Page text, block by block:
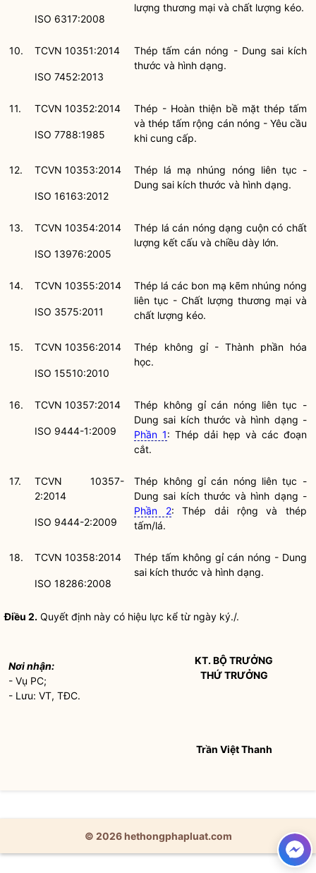
ISO 6317:2008
lượng thương mại và chất lượng kéo.
10. TCVN 10351:2014
ISO 7452:2013
Thép tấm cán nóng - Dung sai kích
thước và hình dạng.
11. TCVN 10352:2014
ISO 7788:1985
Thép - Hoàn thiện bề mặt thép tấm
và thép tấm rộng cán nóng - Yêu cầu
khi cung cấp.
12. TCVN 10353:2014
ISO 16163:2012
Thép lá mạ nhúng nóng liên tục -
Dung sai kích thước và hình dạng.
13. TCVN 10354:2014
ISO 13976:2005
Thép lá cán nóng dạng cuộn có chất
lượng kết cấu và chiều dày lớn.
14. TCVN 10355:2014
ISO 3575:2011
Thép lá các bon mạ kẽm nhúng nóng
liên tục - Chất lượng thương mại và
chất lượng kéo.
15. TCVN 10356:2014
ISO 15510:2010
Thép không gỉ - Thành phần hóa
học.
16. TCVN 10357:2014
ISO 9444-1:2009
Thép không gỉ cán nóng liên tục -
Dung sai kích thước và hình dạng -
Phần 1: Thép dải hẹp và các đoạn
cắt.
17.
TCVN 10357-
2:2014
ISO 9444-2:2009
Thép không gỉ cán nóng liên tục -
Dung sai kích thước và hình dạng -
Phần 2: Thép dải rộng và thép
tấm/lá.
18. TCVN 10358:2014
ISO 18286:2008
Thép tấm không gỉ cán nóng - Dung
sai kích thước và hình dạng.
Điều 2. Quyết định này có hiệu lực kể từ ngày ký./.
Nơi nhận:
- Vụ PC;
- Lưu: VT, TĐC.
KT.BỘ TRƯỞNG
THỨ TRƯỞNG
Trần Việt Thanh
© 2026 hethongphapluat.com